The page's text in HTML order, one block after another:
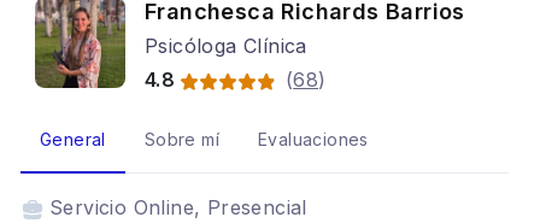
Franchesca Richards Barrios
Psicóloga Clínica
4.8
(68)
General Sobre mí Evaluaciones
Servicio Online, Presencial